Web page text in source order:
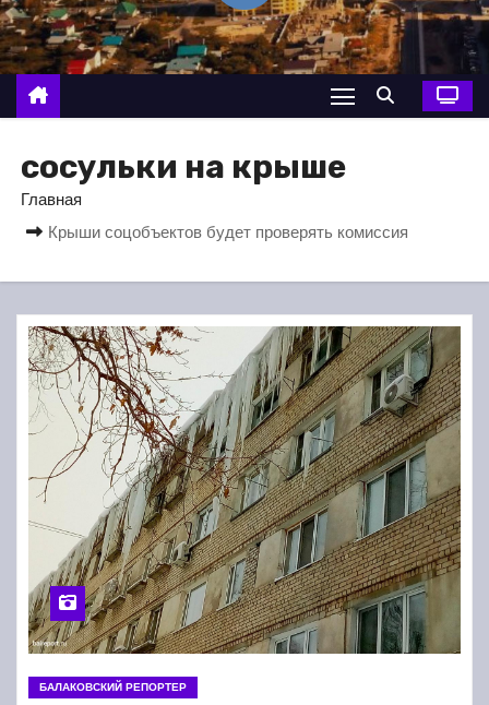
о
м
у
сосульки на крыше
Главная
Крыши соцобъектов будет проверять комиссия
БАЛАКОВСКИЙ РЕПОРТЕР